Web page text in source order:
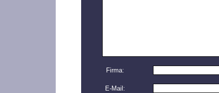
Firma:
E-Mail: